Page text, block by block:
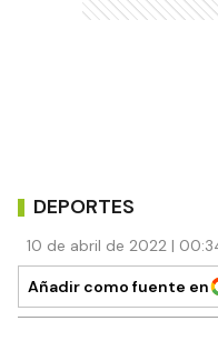
DEPORTES
10 de abril de 2022 |
Añadir como fuente en